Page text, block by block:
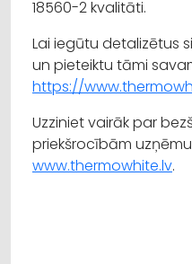
18560-2 kvalitāti.
Lai iegūtu detalizētus
un pieteiktu tāmi
https://
Uzziniet vairāk par
priekšrocībām
www.thermowhite.lv.